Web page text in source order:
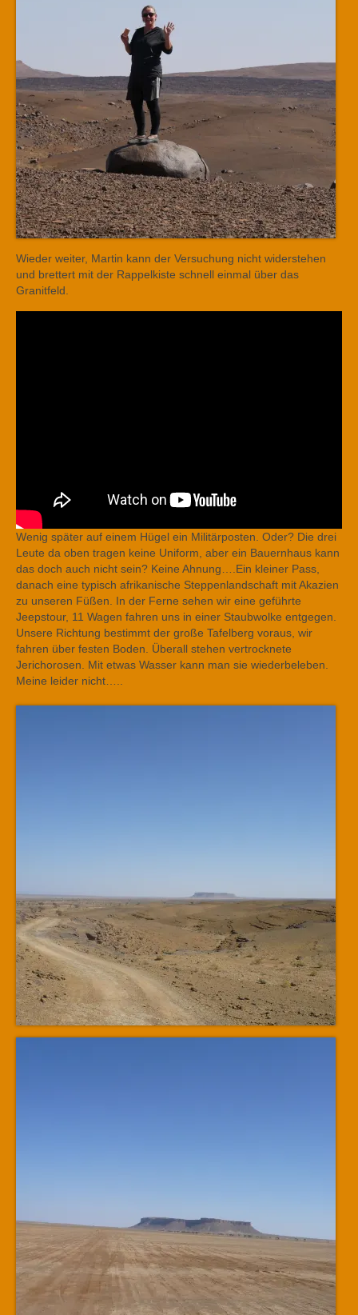
Wieder weiter, Martin kann der Versuchung nicht widerstehen
und brettert mit der Rappelkiste schnell einmal über das
Granitfeld.
Wenig später auf einem Hügel ein Militärposten. Oder? Die drei
Leute da oben tragen keine Uniform, aber ein Bauernhaus kann
das doch auch nicht sein? Keine Ahnung….Ein kleiner Pass,
danach eine typisch afrikanische Steppenlandschaft mit Akazien
zu unseren Füßen. In der Ferne sehen wir eine geführte
Jeepstour, 11 Wagen fahren uns in einer Staubwolke entgegen.
Unsere Richtung bestimmt der große Tafelberg voraus, wir
fahren über festen Boden. Überall stehen vertrocknete
Jerichorosen. Mit etwas Wasser kann man sie wiederbeleben.
Meine leider nicht…..